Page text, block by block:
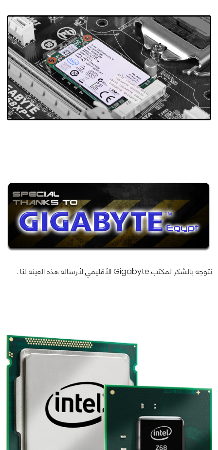
نتوجه بالشكر لمكتب Gigabyte الأقليمي لأرساله هذه العينة لنا .